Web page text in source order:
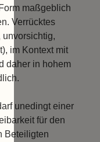
maßgeblich
Verrücktes
unvorsichtig,
im Kontext mit
daher in hohem
unedingt einer
für den
Beteiligten